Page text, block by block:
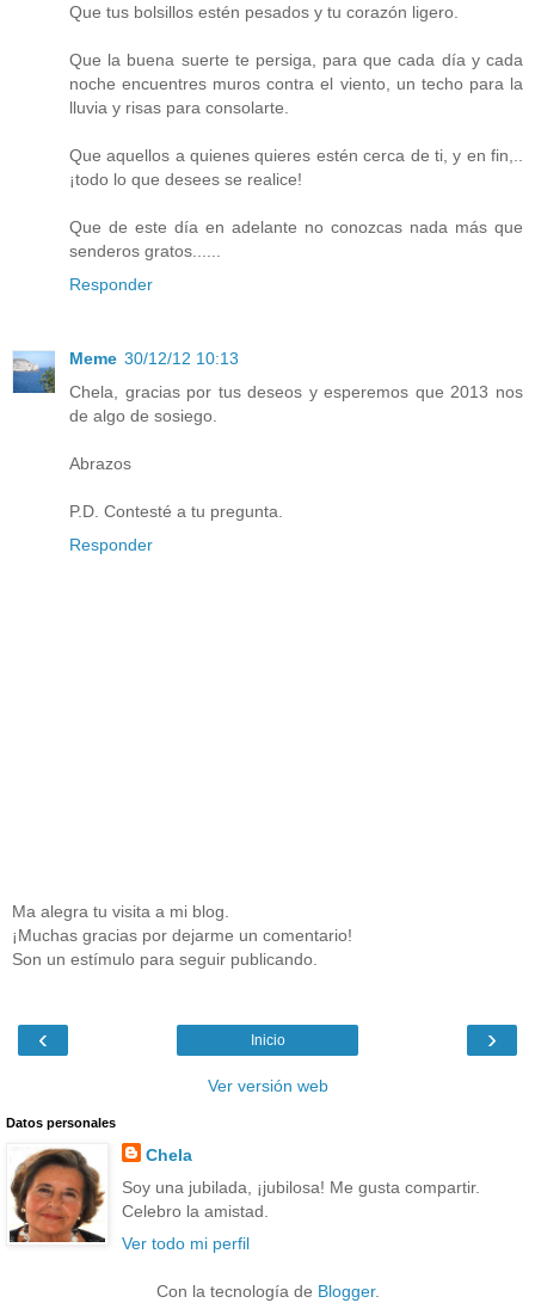
Que tus bolsillos estén pesados y tu corazón ligero.
Que la buena suerte te persiga, para que cada día y cada
noche encuentres muros contra el viento, un techo para la
lluvia y risas para consolarte.
Que aquellos a quienes quieres estén cerca de ti, y en fin,..
¡todo lo que desees se realice!
Que de este día en adelante no conozcas nada más que
senderos gratos......
Responder
Meme 30/12/12 10:13
Chela, gracias por tus deseos y esperemos que 2013 nos
de algo de sosiego.
Abrazos
P.D. Contesté a tu pregunta.
Responder
Ma alegra tu visita a mi blog.
¡Muchas gracias por dejarme un comentario!
Son un estímulo para seguir publicando.
‹ ›
Inicio
Ver versión web
Datos personales
Chela
Soy una jubilada, ¡jubilosa! Me gusta compartir.
Celebro la amistad.
Ver todo mi perfil
Con la tecnología de Blogger.